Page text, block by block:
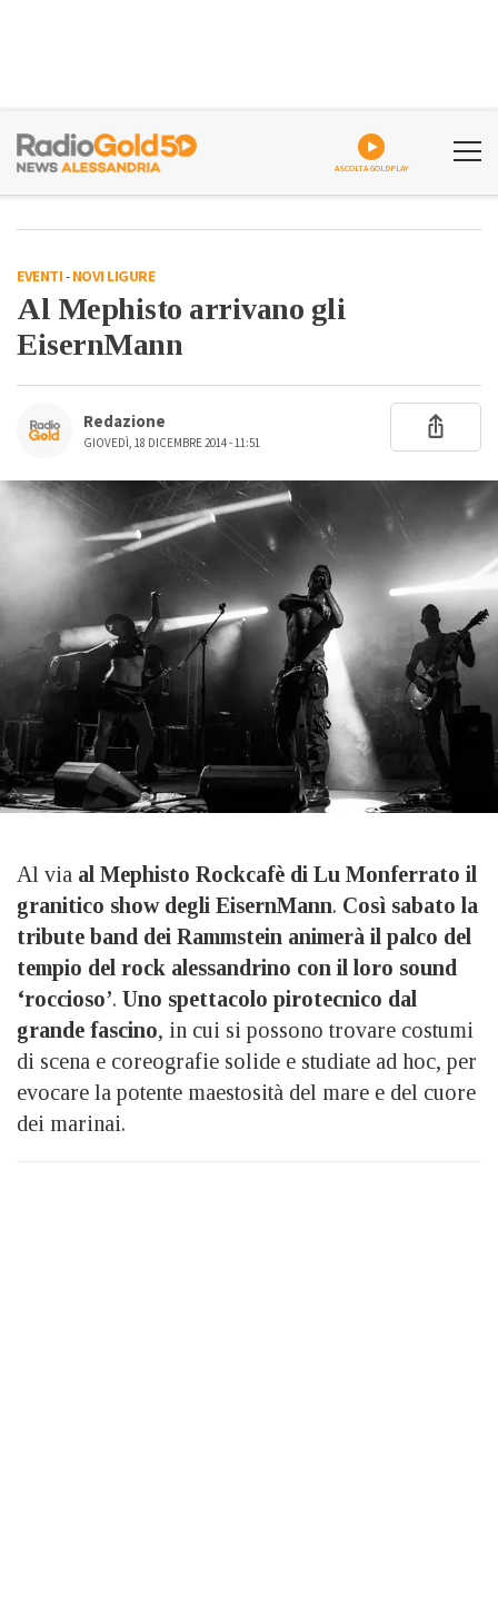
ASCOLTA GOLDPLAY
EVENTI-NOVI LIGURE
Al Mephisto arrivano gli
EisernMann
Redazione
GIOVEDÌ, 18 DICEMBRE 2014 - 11:51
Al via al Mephisto Rockcafè di Lu Monferrato il
granitico show degli EisernMann. Così sabato la
tribute band dei Rammstein animerà il palco del
tempio del rock alessandrino con il loro sound
‘roccioso’. Uno spettacolo pirotecnico dal
grande fascino, in cui si possono trovare costumi
di scena e coreografie solide e studiate ad hoc, per
evocare la potente maestosità del mare e del cuore
dei marinai.